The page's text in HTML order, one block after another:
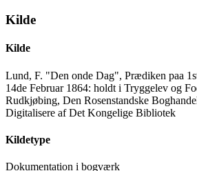
Kilde
Kilde
Lund, F. "Den onde Dag", Prædiken paa
14de Februar 1864: holdt i Tryggelev og
Rudkjøbing, Den Rosenstandske
Digitalisere af Det Kongelige Bibliotek
Kildetype
Dokumentation i bogværk